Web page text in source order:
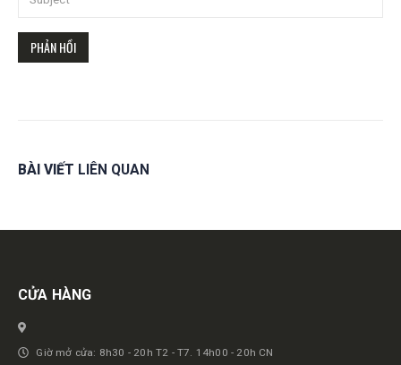
BÀI VIẾT LIÊN QUAN
Get in touch
CỬA HÀNG
Giờ mở cửa: 8h30 - 20h T2 - T7. 14h00 - 20h CN